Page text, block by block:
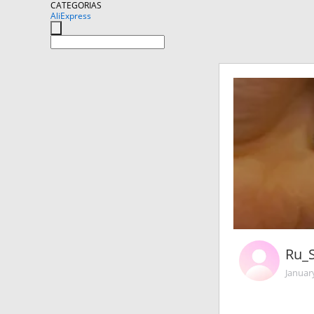
CATEGORIAS
AliExpress